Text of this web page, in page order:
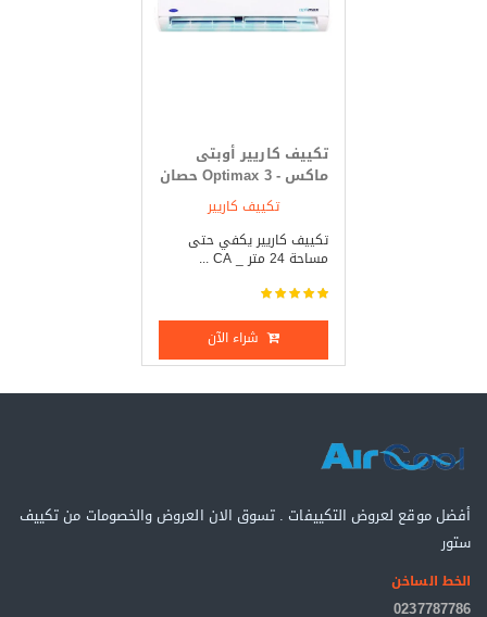
تكييف كاريير أوبتى
ماكس - Optimax 3 حصان
بارد _ ساخنتكييف كاريير
تكييف كاريير يكفي حتى
مساحة 24 متر _ CA ...
شراء الآن
أفضل موقع لعروض التكييفات . تسوق الان العروض والخصومات من تكييف
ستور
الخط الساخن
0237787786